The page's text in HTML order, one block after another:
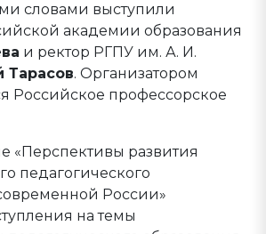
словами выступили
академии образования
и ректор РГПУ им. А. И.
Тарасов. Организатором
Российское профессорское
«Перспективы развития
педагогического
России»
на темы